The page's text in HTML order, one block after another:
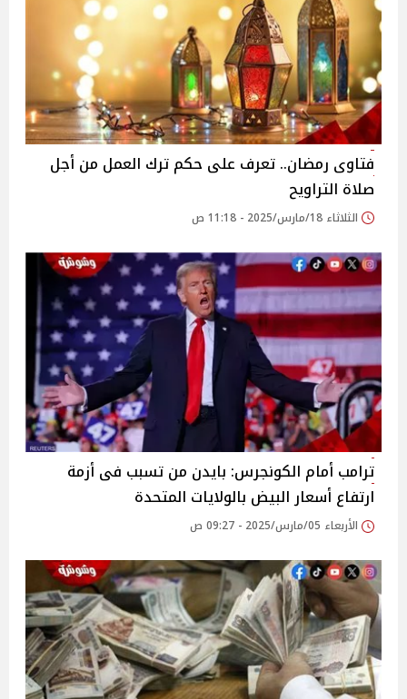
فتاوى رمضان.. تعرف على حكم ترك العمل من أجل
صلاة التراويح
الثلاثاء 18/مارس/2025 - 11:18 ص
ترامب أمام الكونجرس: بايدن من تسبب فى أزمة
ارتفاع أسعار البيض بالولايات المتحدة
الأربعاء 05/مارس/2025 - 09:27 ص